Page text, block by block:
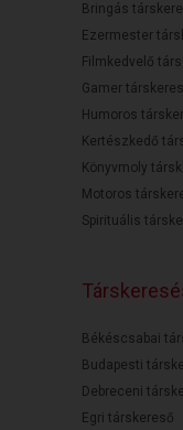
Bringás
Ezermester
Filmkedvelő
Gamer
Humoros
Kertészkedő
Könyvmoly
Motoros
Spirituális
Békéscsabai
Budapesti
Debreceni
Egri társkereső